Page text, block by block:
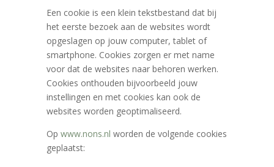
Een cookie is een klein tekstbestand dat bij
het eerste bezoek aan de websites wordt
opgeslagen op jouw computer, tablet of
smartphone. Cookies zorgen er met name
voor dat de websites naar behoren werken.
Cookies onthouden bijvoorbeeld jouw
instellingen en met cookies kan ook de
websites worden geoptimaliseerd.
Opwww.nons.nl worden de volgende cookies
geplaatst: